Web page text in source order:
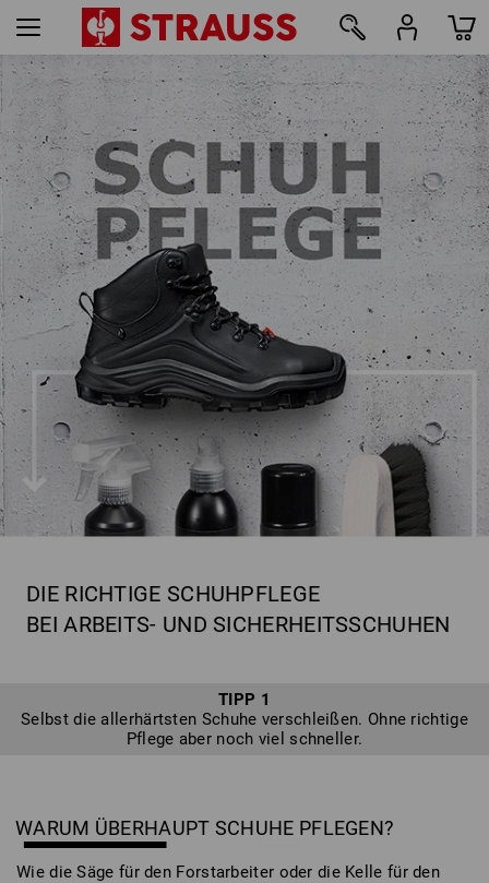
DIE RICHTIGE SCHUHPFLEGE
BEI ARBEITS- UND SICHERHEITSSCHUHEN
TIPP 1
Selbst die allerhärtsten Schuhe verschleißen. Ohne richtige
Pflege aber noch viel schneller.
WARUM ÜBERHAUPT SCHUHE PFLEGEN?
Wie die Säge für den Forstarbeiter oder die Kelle für den